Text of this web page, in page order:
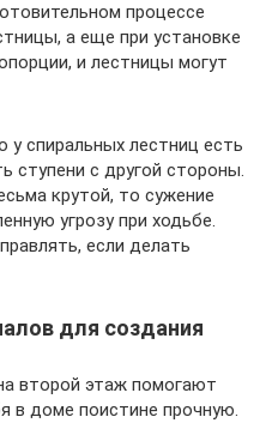
процессе
а еще при установке
и лестницы могут
спиральных лестниц есть
ступени с другой стороны.
крутой, то сужение
угрозу при ходьбе.
если делать
для создания
второй этаж помогают
в доме поистине прочную.